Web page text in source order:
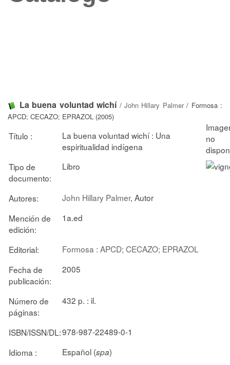
La buena voluntad wichí/John Hillary Palmer/ Formosa :
APCD; CECAZO; EPRAZOL (2005)
Título :
La buena voluntad wichí : Una
espiritualidad indígena
Tipo de
documento:
Libro
Autores: John Hillary Palmer, Autor
Mención de
edición:
1a.ed
Editorial:
Formosa : APCD; CECAZO; EPRAZOL
Fecha de
publicación:
2005
Número de
páginas:
432 p. : il.
ISBN/ISSN/DL:978-987-22489-0-1
Idioma :
Español (spa)